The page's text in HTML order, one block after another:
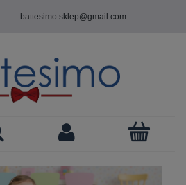
battesimo.sklep@gmail.com